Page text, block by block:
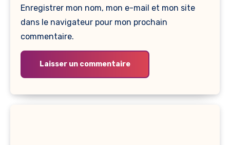
Enregistrer mon nom, mon e-mail et mon site
dans le navigateur pour mon prochain
commentaire.